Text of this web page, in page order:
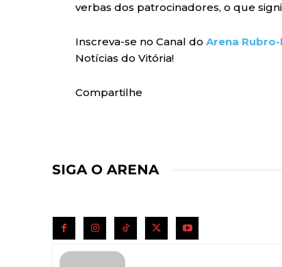
verbas dos patrocinadores, o que
Inscreva-se no Canal do Arena
Notícias do Vitória!
Compartilhe
SIGA O ARENA